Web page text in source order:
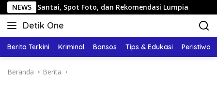
Langsung
ke
konten
NEWSSpot Foto, dan Rekomendasi Lumpia Panduan
Detik One
Tajam
Fakta
Berita Terkini Kriminal Bansos Tips & Edukasi Peristiwa
Beranda Berita